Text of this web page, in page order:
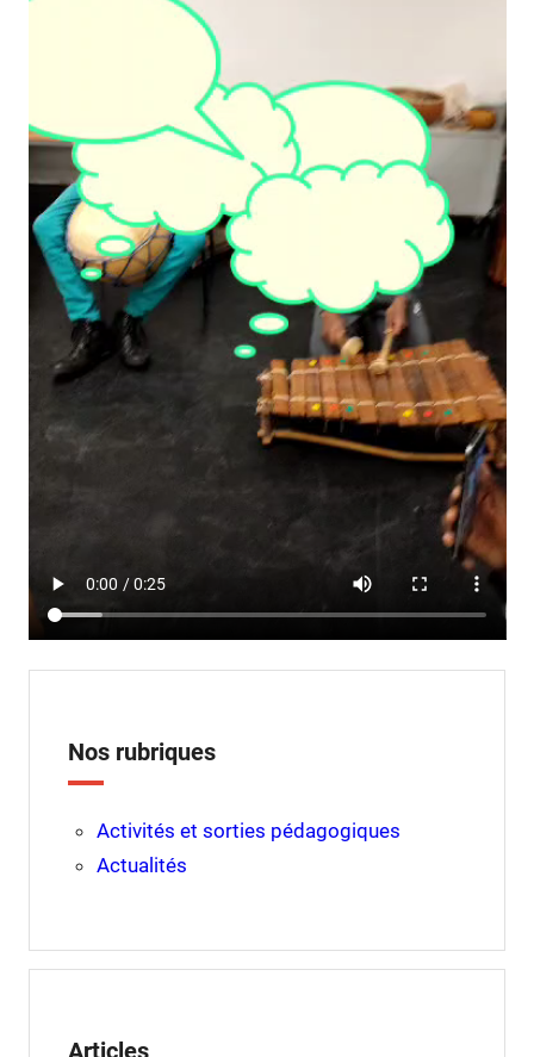
Nos rubriques
Activités et sorties pédagogiques
Actualités